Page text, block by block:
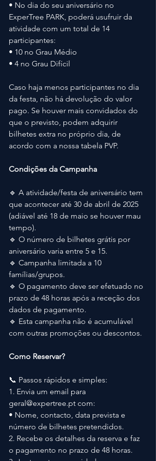
• No dia do seu aniversário no
ExperTree PARK, poderá usufruir da
atividade com um total de 14
participantes:
• 10 no Grau Médio
• 4 no Grau Difícil
Caso haja menos participantes no dia
da festa, não há devolução do valor
pago. Se houver mais convidados do
que o previsto, podem adquirir
bilhetes extra no próprio dia, de
acordo com a nossa tabela PVP.
Condições da Campanha
🔹 A atividade/festa de aniversário tem
que acontecer até 30 de abril de 2025
(adiável até 18 de maio se houver mau
tempo).
🔹 O número de bilhetes grátis por
aniversário varia entre 5 e 15.
🔹 Campanha limitada a 10
famílias/grupos.
🔹 O pagamento deve ser efetuado no
prazo de 48 horas após a receção dos
dados de pagamento.
🔹 Esta campanha não é acumulável
com outras promoções ou descontos.
Como Reservar?
📞 Passos rápidos e simples:
1. Envia um email para
geral@expertree.pt com:
• Nome, contacto, data prevista e
número de bilhetes pretendidos.
2. Recebe os detalhes da reserva e faz
o pagamento no prazo de 48 horas.